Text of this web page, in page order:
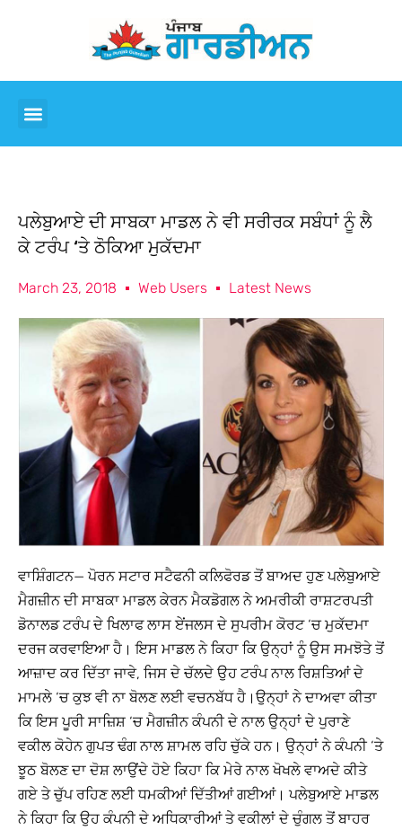
ਪਲੇਬੁਆਏ ਦੀ ਸਾਬਕਾ ਮਾਡਲ ਨੇ ਵੀ ਸਰੀਰਕ ਸਬੰਧਾਂ ਨੂੰ ਲੈ
ਕੇ ਟਰੰਪ ‘ਤੇ ਠੋਕਿਆ ਮੁਕੱਦਮਾ
March 23, 2018 Web Users Latest News
ਵਾਸ਼ਿੰਗਟਨ— ਪੋਰਨ ਸਟਾਰ ਸਟੈਫਨੀ ਕਲਿਫੋਰਡ ਤੋਂ ਬਾਅਦ ਹੁਣ ਪਲੇਬੁਆਏ
ਮੈਗਜ਼ੀਨ ਦੀ ਸਾਬਕਾ ਮਾਡਲ ਕੇਰਨ ਮੈਕਡੋਗਲ ਨੇ ਅਮਰੀਕੀ ਰਾਸ਼ਟਰਪਤੀ
ਡੋਨਾਲਡ ਟਰੰਪ ਦੇ ਖਿਲਾਫ ਲਾਸ ਏਂਜਲਸ ਦੇ ਸੁਪਰੀਮ ਕੋਰਟ ‘ਚ ਮੁਕੱਦਮਾ
ਦਰਜ ਕਰਵਾਇਆ ਹੈ। ਇਸ ਮਾਡਲ ਨੇ ਕਿਹਾ ਕਿ ਉਨ੍ਹਾਂ ਨੂੰ ਉਸ ਸਮਝੋਤੇ ਤੋਂ
ਆਜ਼ਾਦ ਕਰ ਦਿੱਤਾ ਜਾਵੇ, ਜਿਸ ਦੇ ਚੱਲਦੇ ਉਹ ਟਰੰਪ ਨਾਲ ਰਿਸ਼ਤਿਆਂ ਦੇ
ਮਾਮਲੇ ‘ਚ ਕੁਝ ਵੀ ਨਾ ਬੋਲਣ ਲਈ ਵਚਨਬੱਧ ਹੈ।ਉਨ੍ਹਾਂ ਨੇ ਦਾਅਵਾ ਕੀਤਾ
ਕਿ ਇਸ ਪੂਰੀ ਸਾਜ਼ਿਸ਼ ‘ਚ ਮੈਗਜ਼ੀਨ ਕੰਪਨੀ ਦੇ ਨਾਲ ਉਨ੍ਹਾਂ ਦੇ ਪੁਰਾਣੇ
ਵਕੀਲ ਕੋਹੇਨ ਗੁਪਤ ਢੰਗ ਨਾਲ ਸ਼ਾਮਲ ਰਹਿ ਚੁੱਕੇ ਹਨ। ਉਨ੍ਹਾਂ ਨੇ ਕੰਪਨੀ ‘ਤੇ
ਝੂਠ ਬੋਲਣ ਦਾ ਦੋਸ਼ ਲਾਉਂਦੇ ਹੋਏ ਕਿਹਾ ਕਿ ਮੇਰੇ ਨਾਲ ਖੋਖਲੇ ਵਾਅਦੇ ਕੀਤੇ
ਗਏ ਤੇ ਚੁੱਪ ਰਹਿਣ ਲਈ ਧਮਕੀਆਂ ਦਿੱਤੀਆਂ ਗਈਆਂ। ਪਲੇਬੁਆਏ ਮਾਡਲ
ਨੇ ਕਿਹਾ ਕਿ ਉਹ ਕੰਪਨੀ ਦੇ ਅਧਿਕਾਰੀਆਂ ਤੇ ਵਕੀਲਾਂ ਦੇ ਚੁੰਗਲ ਤੋਂ ਬਾਹਰ